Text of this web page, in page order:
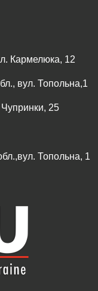
Кармелюка, 12
вул. Топольна,1
25
Топольна, 1